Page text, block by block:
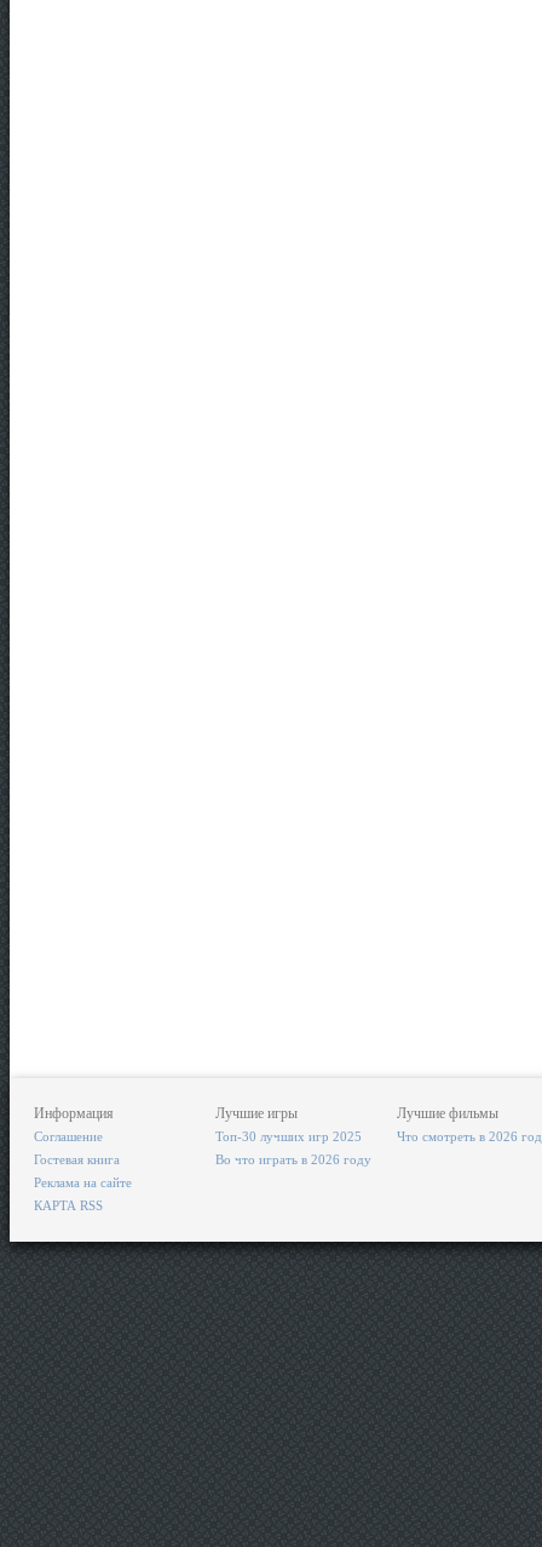
Информация
Соглашение
Гостевая книга
Реклама на сайте
КАРТА RSS
Лучшие игры
Топ-30 лучших игр 2025
Во что играть в 2026 году
Лучшие фильмы
Что смотреть в 2026